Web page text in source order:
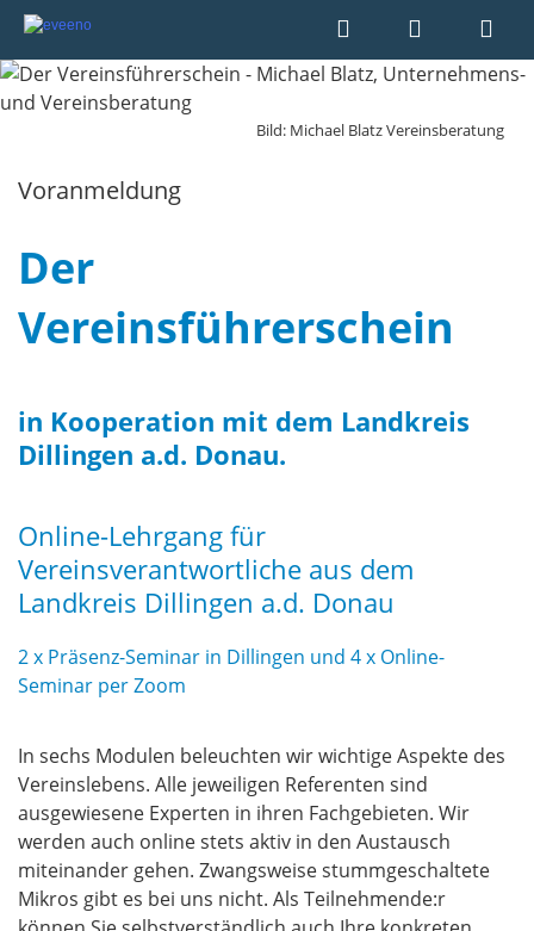
Bild: Michael Blatz Vereinsberatung
Voranmeldung
Der
Vereinsführerschein
in Kooperation mit dem Landkreis
Dillingen a.d. Donau.
Online-Lehrgang für
Vereinsverantwortliche aus dem
Landkreis Dillingen a.d. Donau
2 x Präsenz-Seminar in Dillingen und 4 x Online-
Seminar per Zoom
In sechs Modulen beleuchten wir wichtige Aspekte des
Vereinslebens. Alle jeweiligen Referenten sind
ausgewiesene Experten in ihren Fachgebieten. Wir
werden auch online stets aktiv in den Austausch
miteinander gehen. Zwangsweise stummgeschaltete
Mikros gibt es bei uns nicht. Als Teilnehmende:r